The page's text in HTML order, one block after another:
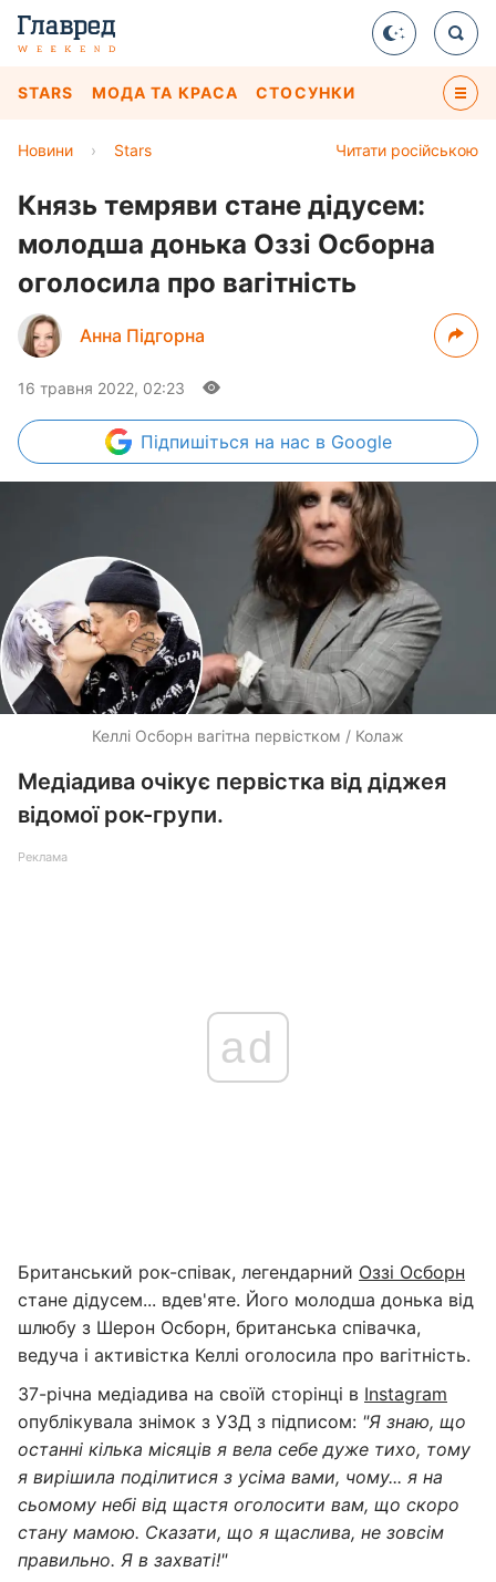
STARS МОДА ТА КРАСА СТОСУНКИ
Читати російською
Новини › Stars
Князь темряви стане дідусем:
молодша донька Оззі Осборна
оголосила про вагітність
Анна Підгорна
16 травня 2022, 02:23
Підпишіться на нас в Google
Келлі Осборн вагітна первістком / Колаж
Медіадива очікує первістка від діджея
відомої рок-групи.
Реклама
ad
Британський рок-співак, легендарний Оззі Осборн
стане дідусем... вдев'яте. Його молодша донька від
шлюбу з Шерон Осборн, британська співачка,
ведуча і активістка Келлі оголосила про вагітність.
37-річна медіадива на своїй сторінці в Instagram
опублікувала знімок з УЗД з підписом: "Я знаю, що
останні кілька місяців я вела себе дуже тихо, тому
я вирішила поділитися з усіма вами, чому... я на
сьомому небі від щастя оголосити вам, що скоро
стану мамою. Сказати, що я щаслива, не зовсім
правильно. Я в захваті!"